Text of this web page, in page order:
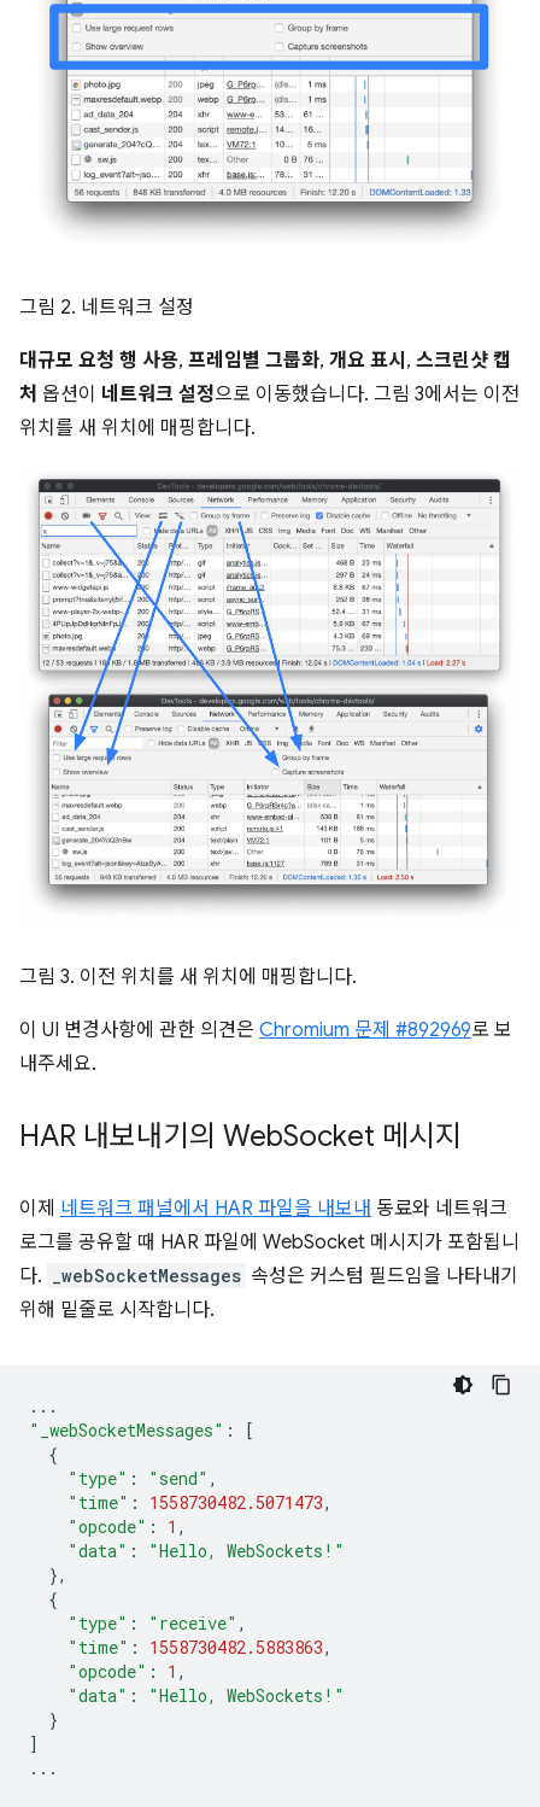
그림 2. 네트워크 설정
대규모 요청 행 사용, 프레임별 그룹화, 개요 표시 , 스크린샷 캡
처 옵션이 네트워크 설정으로 이동했습니다. 그림 3에서는 이전
위치를 새 위치에 매핑합니다.
그림 3. 이전 위치를 새 위치에 매핑합니다.
이 UI 변경사항에 관한 의견은 Chromium 문제 #892969로 보
내주세요.
HAR 내보내기의 WebSocket 메시지
이제 네트워크 패널에서 HAR 파일을 내보내 동료와 네트워크
로그를 공유할 때 HAR 파일에 WebSocket 메시지가 포함됩니
다.
_webSocketMessages 속성은 커스텀 필드임을 나타내기
위해 밑줄로 시작합니다.
...
"_webSocketMessages" :
[
{
"type" : "send" ,
"time" : 1558730482.5071473,
"opcode" : 1 ,
"data" :
"Hello, WebSockets!"
},
{
"type" : "receive" ,
"time" : 1558730482.5883863,
"opcode" : 1 ,
"data" :
"Hello, WebSockets!"
}
]
...